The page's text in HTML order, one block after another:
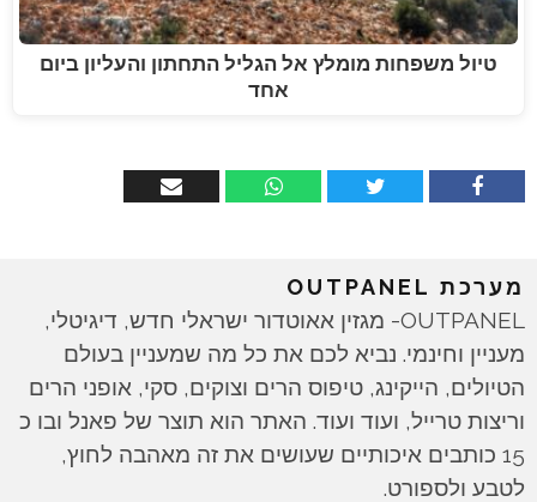
טיול משפחות מומלץ אל הגליל התחתון והעליון ביום
אחד
מערכת OUTPANEL
OUTPANEL- מגזין אאוטדור ישראלי חדש, דיגיטלי,
מעניין וחינמי. נביא לכם את כל מה שמעניין בעולם
הטיולים, הייקינג, טיפוס הרים וצוקים, סקי, אופני הרים
וריצות טרייל, ועוד ועוד. האתר הוא תוצר של פאנל ובו כ
15 כותבים איכותיים שעושים את זה מאהבה לחוץ,
לטבע ולספורט.